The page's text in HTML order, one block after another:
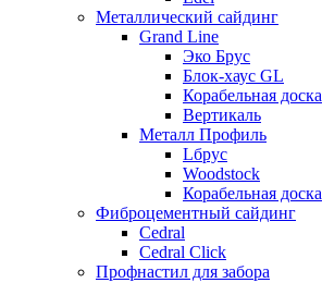
Металлический сайдинг
Grand Line
Эко Брус
Блок-хаус GL
Корабельная доска
Вертикаль
Металл Профиль
Lбрус
Woodstock
Корабельная доска
Фиброцементный сайдинг
Cedral
Cedral Click
Профнастил для забора